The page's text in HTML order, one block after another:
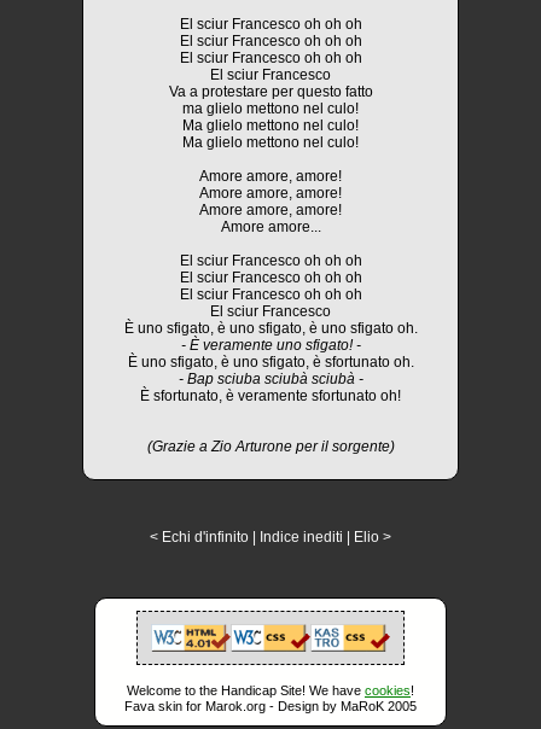
El sciur Francesco oh oh oh
El sciur Francesco oh oh oh
El sciur Francesco oh oh oh
El sciur Francesco
Va a protestare per questo fatto
ma glielo mettono nel culo!
Ma glielo mettono nel culo!
Ma glielo mettono nel culo!
Amore amore, amore!
Amore amore, amore!
Amore amore, amore!
Amore amore...
El sciur Francesco oh oh oh
El sciur Francesco oh oh oh
El sciur Francesco oh oh oh
El sciur Francesco
È uno sfigato, è uno sfigato, è uno sfigato oh.
- È veramente uno sfigato! -
È uno sfigato, è uno sfigato, è sfortunato oh.
- Bap sciuba sciubà sciubà -
È sfortunato, è veramente sfortunato oh!
(Grazie a Zio Arturone per il sorgente)
< Echi d'infinito Indice inediti Elio >
Welcome to the Handicap Site! We have cookies!
Fava skin for Marok.org - Design by MaRoK 2005